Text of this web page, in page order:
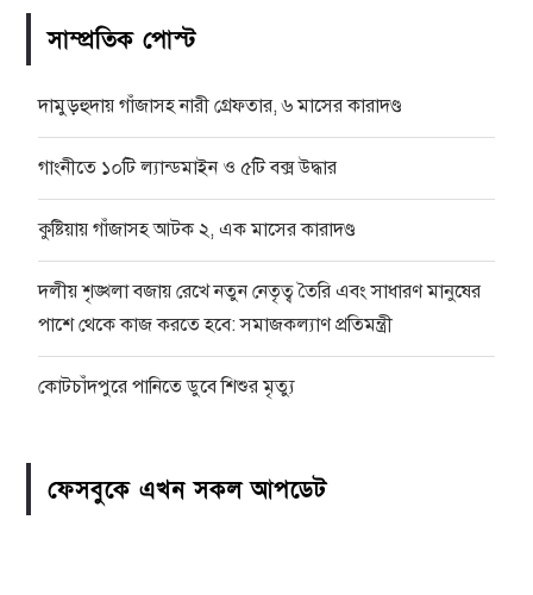
সাম্প্রতিক পোস্ট
দামুড়হুদায় গাঁজাসহ নারী গ্রেফতার, ৬ মাসের কারাদণ্ড
গাংনীতে ১০টি ল্যান্ডমাইন ও ৫টি বক্স উদ্ধার
কুষ্টিয়ায় গাঁজাসহ আটক ২, এক মাসের কারাদণ্ড
দলীয় শৃঙ্খলা বজায় রেখে নতুন নেতৃত্ব তৈরি এবং সাধারণ মানুষের
পাশে থেকে কাজ করতে হবে: সমাজকল্যাণ প্রতিমন্ত্রী
কোটচাঁদপুরে পানিতে ডুবে শিশুর মৃত্যু
ফেসবুকে এখন সকল আপডেট